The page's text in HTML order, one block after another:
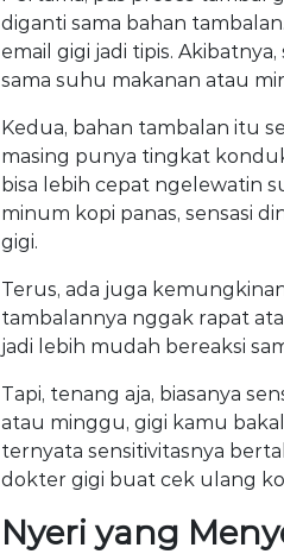
diganti sama bahan
email gigi jadi tipis.
sama suhu makanan atau
Kedua, bahan tambalan itu
masing punya tingkat
bisa lebih cepat ngelewatin
minum kopi panas, sensasi
gigi.
Terus, ada juga
tambalannya nggak rapat
jadi lebih mudah bereaksi
Tapi, tenang aja, biasanya
atau minggu, gigi kamu
ternyata sensitivitasnya
dokter gigi buat cek ulang
Nyeri yang